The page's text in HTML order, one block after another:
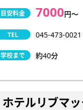
目安料金 7000円〜
TEL 045-473-0021
学校まで 約40分
ホテルリブマ